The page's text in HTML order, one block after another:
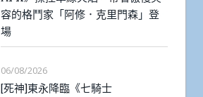
容的格鬥家「阿修．克里門森」登
場
06/08/2026
[死神]東永降臨《七騎士